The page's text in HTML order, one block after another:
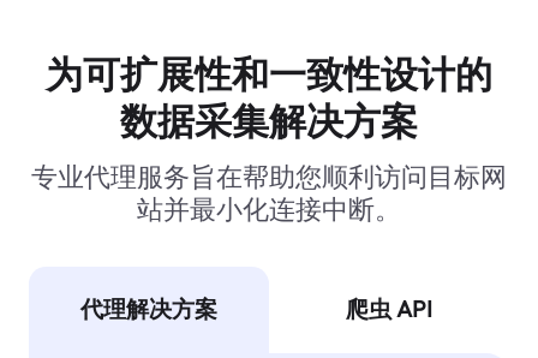
为可扩展性和一致性设计的
数据采集解决方案
专业代理服务旨在帮助您顺利访问目标网
站并最小化连接中断。
代理解决方案 爬虫 API